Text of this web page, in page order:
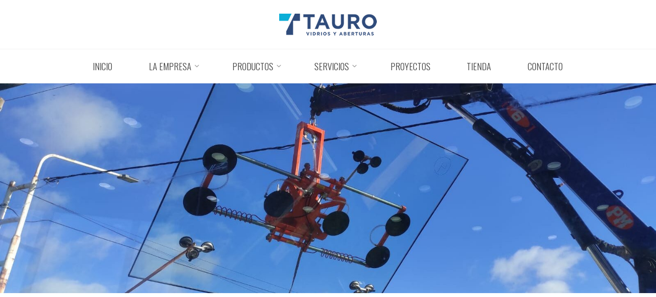
INICIO LA EMPRESA PRODUCTOS SERVICIOS PROYECTOS TIENDA CONTACTO